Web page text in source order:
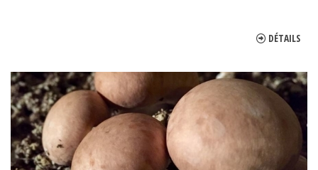
DÉTAILS